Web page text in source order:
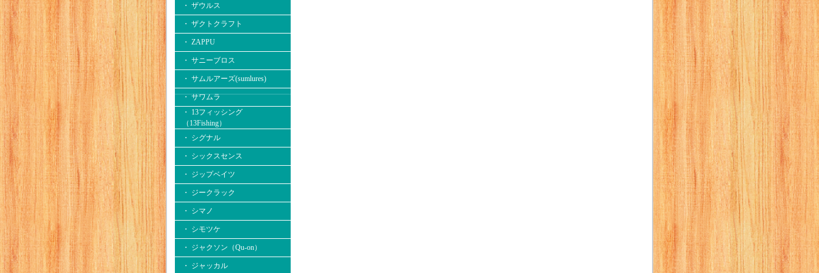
・ ザウルス
・ ザクトクラフト
・ ZAPPU
・ サニーブロス
・ サムルアーズ(sumlures)
・ サワムラ
・ 13フィッシング
（13Fishing）
・ シグナル
・ シックスセンス
・ ジップベイツ
・ ジークラック
・ シマノ
・ シモツケ
・ ジャクソン（Qu-on）
・ ジャッカル